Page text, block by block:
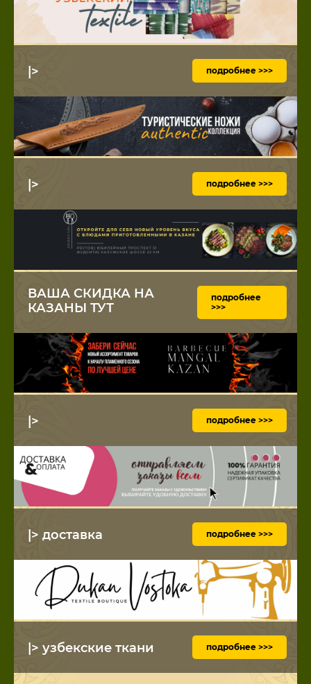
|> подробнее >>>
|> подробнее >>>
ВАША СКИДКА НА
КАЗАНЫ ТУТ
подробнее
>>>
|> подробнее >>>
|> доставка подробнее >>>
|> узбекские ткани подробнее >>>